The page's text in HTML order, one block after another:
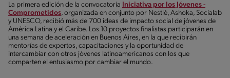
La primera edición de la convocatoria Iniciativa por los Jóvenes -
Comprometidos, organizada en conjunto por Nestlé, Ashoka, Socialab
y UNESCO, recibió más de 700 ideas de impacto social de jóvenes de
América Latina y el Caribe. Los 10 proyectos finalistas participarán en
una semana de aceleración en Buenos Aires, en la que recibirán
mentorías de expertos, capacitaciones y la oportunidad de
intercambiar con otros jóvenes latinoamericanos con los que
comparten el entusiasmo por cambiar el mundo.